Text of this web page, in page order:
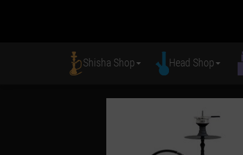
Shisha Shop Head Shop